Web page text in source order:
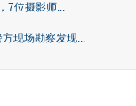
7位摄影师...
现场勘察发现...